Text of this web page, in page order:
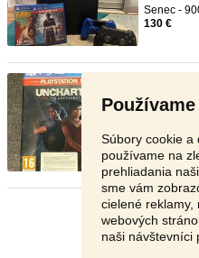
Súbory cookie a
používame na
prehliadania
sme vám
cielené reklamy,
webových
naši návštevníci
Senec -
130 €
3.8.2026 -
Legacy –
Košice -
Stránka: 1